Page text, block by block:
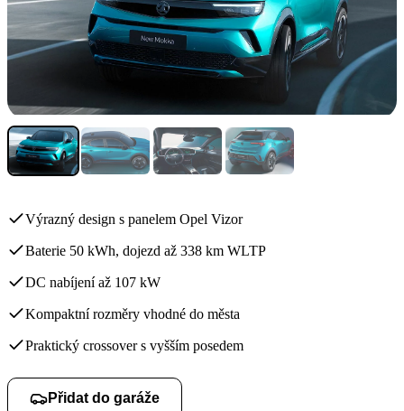
Výrazný design s panelem Opel Vizor
Baterie 50 kWh, dojezd až 338 km WLTP
DC nabíjení až 107 kW
Kompaktní rozměry vhodné do města
Praktický crossover s vyšším posedem
Přidat do garáže